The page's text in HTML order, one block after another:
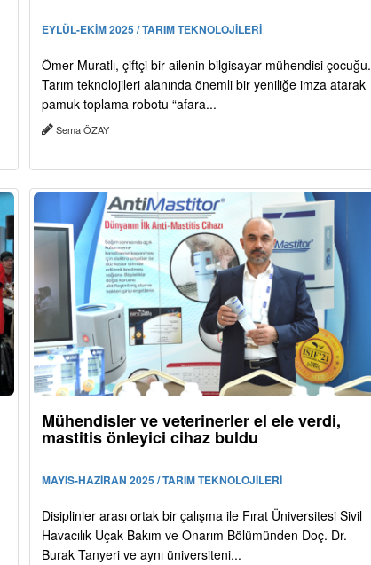
EYLÜL-EKİM 2025 / TARIM TEKNOLOJİLERİ
Ömer Muratlı, çiftçi bir ailenin bilgisayar mühendisi çocuğu.
Tarım teknolojileri alanında önemli bir yeniliğe imza atarak
pamuk toplama robotu “afara...
Sema ÖZAY
Mühendisler ve veterinerler el ele verdi,
mastitis önleyici cihaz buldu
MAYIS-HAZİRAN 2025 / TARIM TEKNOLOJİLERİ
Disiplinler arası ortak bir çalışma ile Fırat Üniversitesi Sivil
Havacılık Uçak Bakım ve Onarım Bölümünden Doç. Dr.
Burak Tanyeri ve aynı üniversiteni...